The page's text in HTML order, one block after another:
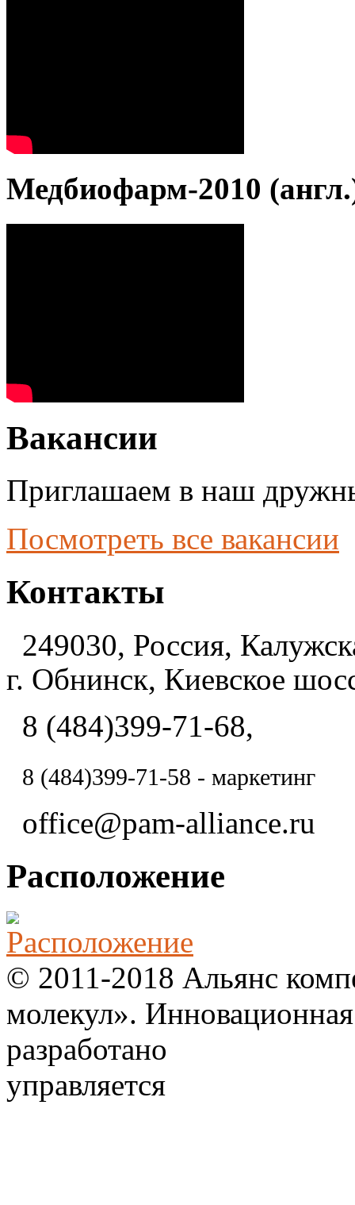
Медбиофарм-2010
Вакансии
Приглашаем в наш
Посмотреть все вакансии
Контакты
249030, Россия,
г. Обнинск, Киевское
8 (484)399-71-68,
8 (484)399-71-58 - маркетинг
office@pam-alliance.ru
Расположение
© 2011-2018 Альянс
молекул».
разработано
управляется